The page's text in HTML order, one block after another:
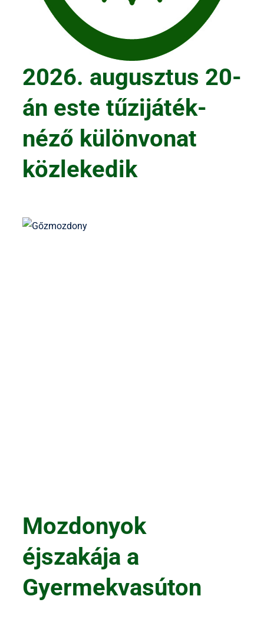
2026. augusztus 20-
án este tűzijáték-
néző különvonat
közlekedik
Mozdonyok
éjszakája a
Gyermekvasúton